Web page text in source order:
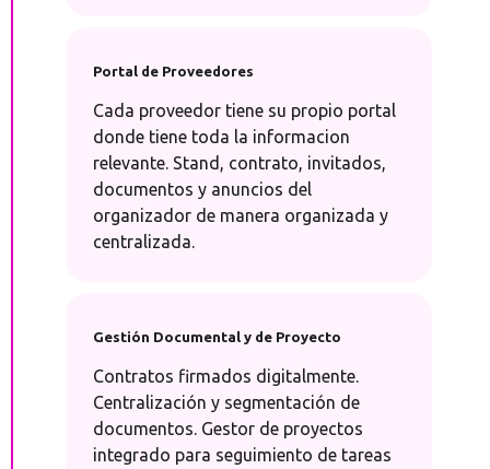
Portal de Proveedores
Cada proveedor tiene su propio portal
donde tiene toda la informacion
relevante. Stand, contrato, invitados,
documentos y anuncios del
organizador de manera organizada y
centralizada.
Gestión Documental y de Proyecto
Contratos firmados digitalmente.
Centralización y segmentación de
documentos. Gestor de proyectos
integrado para seguimiento de tareas